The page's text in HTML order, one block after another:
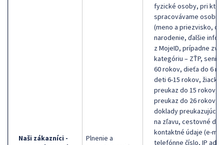
Naši zákazníci -
Plnenie a
fyzické osoby, pri
spracovávame
(meno a priezvisko,
narodenie, ďalšie
z MojeID, prípadne
kategóriu – ZŤP,
60 rokov, dieťa do 6
deti 6-15 rokov, žiacky
preukaz do 15 rokov,
preukaz do 26 rokov,
doklady preukazujúce
na zľavu, cestovné
kontaktné údaje (e-
telefónne číslo, IP